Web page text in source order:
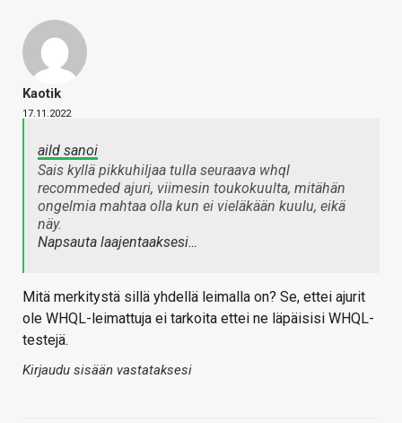
Kaotik
17.11.2022
aild sanoi
Sais kyllä pikkuhiljaa tulla seuraava whql
recommeded ajuri, viimesin toukokuulta, mitähän
ongelmia mahtaa olla kun ei vieläkään kuulu, eikä
näy.
Napsauta laajentaaksesi…
Mitä merkitystä sillä yhdellä leimalla on? Se, ettei ajurit
ole WHQL-leimattuja ei tarkoita ettei ne läpäisisi WHQL-
testejä.
Kirjaudu sisään vastataksesi